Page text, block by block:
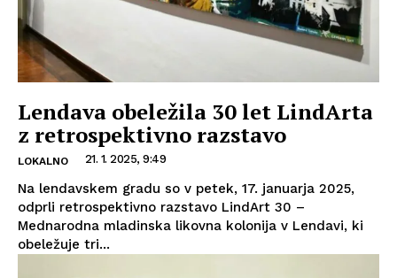
Lendava obeležila 30 let LindArta
z retrospektivno razstavo
LOKALNO 21. 1. 2025, 9:49
Na lendavskem gradu so v petek, 17. januarja 2025,
odprli retrospektivno razstavo LindArt 30 –
Mednarodna mladinska likovna kolonija v Lendavi, ki
obeležuje tri...